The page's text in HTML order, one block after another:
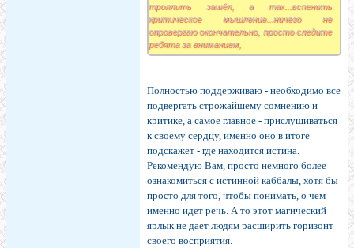
троллить зашёл, а так...вспенить
критическое мышление...ничего не
опровергаю окончательно, просто следите
ребята за вниманием,
Полностью поддерживаю - необходимо все
подвергать строжайшему сомнению и
критике, а самое главное - прислушиваться
к своему сердцу, именно оно в итоге
подскажет - где находится истина.
Рекомендую Вам, просто немного более
ознакомиться с истинной каббалы, хотя бы
просто для того, чтобы понимать, о чем
именно идет речь. А то этот магический
ярлык не дает людям расширить горизонт
своего восприятия.